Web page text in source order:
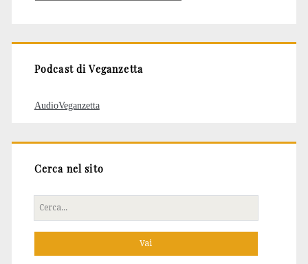
Podcast di Veganzetta
AudioVeganzetta
Cerca nel sito
Cerca
per: